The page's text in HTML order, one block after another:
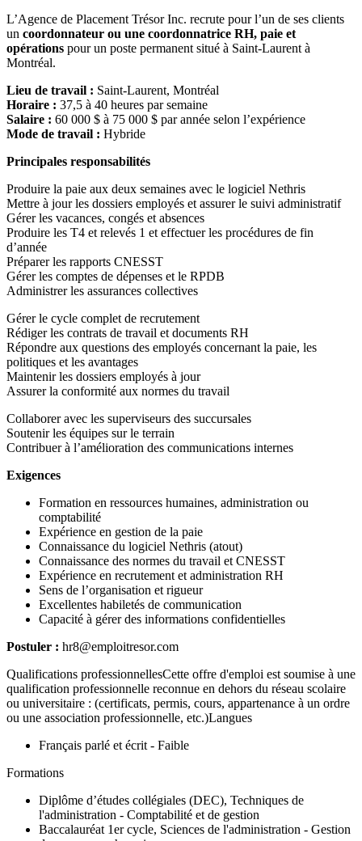
L’Agence de Placement Trésor Inc. recrute pour l’un de ses clients
un coordonnateur ou une coordonnatrice RH, paie et
opérations pour un poste permanent situé à Saint-Laurent à
Montréal.
Lieu de travail : Saint-Laurent, Montréal
Horaire : 37,5 à 40 heures par semaine
Salaire : 60 000 $ à 75 000 $ par année selon l’expérience
Mode de travail : Hybride
Principales responsabilités
Produire la paie aux deux semaines avec le logiciel Nethris
Mettre à jour les dossiers employés et assurer le suivi administratif
Gérer les vacances, congés et absences
Produire les T4 et relevés 1 et effectuer les procédures de fin
d’année
Préparer les rapports CNESST
Gérer les comptes de dépenses et le RPDB
Administrer les assurances collectives
Gérer le cycle complet de recrutement
Rédiger les contrats de travail et documents RH
Répondre aux questions des employés concernant la paie, les
politiques et les avantages
Maintenir les dossiers employés à jour
Assurer la conformité aux normes du travail
Collaborer avec les superviseurs des succursales
Soutenir les équipes sur le terrain
Contribuer à l’amélioration des communications internes
Exigences
Formation en ressources humaines, administration ou
comptabilité
Expérience en gestion de la paie
Connaissance du logiciel Nethris (atout)
Connaissance des normes du travail et CNESST
Expérience en recrutement et administration RH
Sens de l’organisation et rigueur
Excellentes habiletés de communication
Capacité à gérer des informations confidentielles
Postuler : hr8@emploitresor.com
Qualifications professionnellesCette offre d'emploi est soumise à une
qualification professionnelle reconnue en dehors du réseau scolaire
ou universitaire : (certificats, permis, cours, appartenance à un ordre
ou une association professionnelle, etc.)Langues
Français parlé et écrit - Faible
Formations
Diplôme d’études collégiales (DEC), Techniques de
l'administration - Comptabilité et de gestion
Baccalauréat 1er cycle, Sciences de l'administration - Gestion